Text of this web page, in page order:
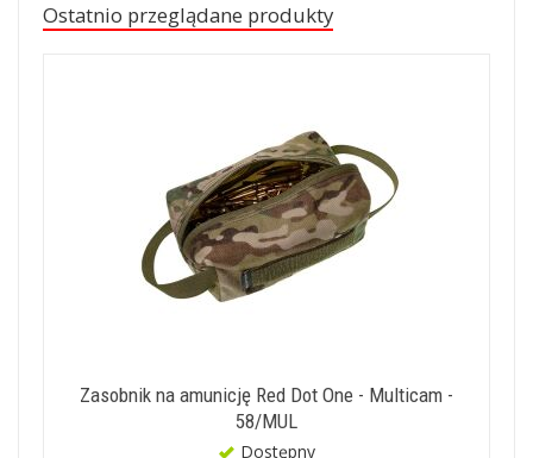
Ostatnio przeglądane produkty
Zasobnik na amunicję Red Dot One - Multicam -
58/MUL
Dostępny